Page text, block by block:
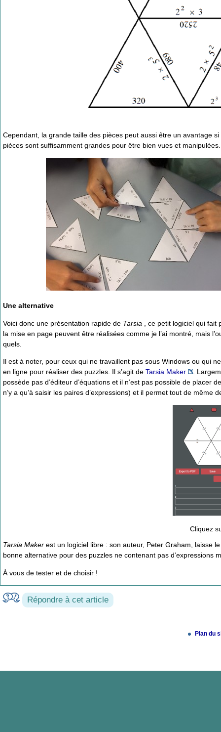
Cependant, la grande taille des pièces peut aussi être un avantage
pièces sont suffisamment grandes pour être bien vues et manipulées.
Une alternative
Voici donc une présentation rapide de Tarsia
, ce petit logiciel qui
la mise en page peuvent être réalisées comme je l’ai montré, mais
quels.
Il est à noter, pour ceux qui ne travaillent pas sous Windows ou qui
en ligne pour réaliser des puzzles. Il s’agit de Tarsia Maker
.
possède pas d’éditeur d’équations et il n’est pas possible de
n’y a qu’à saisir les paires d’expressions) et il permet tout de
Cliquez
Tarsia Maker est un logiciel libre : son auteur, Peter Graham, laisse
bonne alternative pour des puzzles ne contenant pas d’expressions
À vous de tester et de choisir !
Répondre à cet article
Plan du